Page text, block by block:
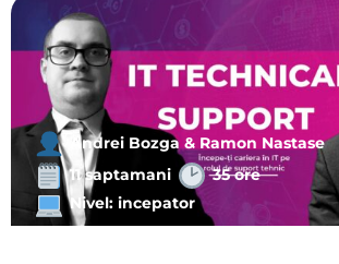
Andrei Bozga & Ramon Nastase
11 saptamani
35 ore
Nivel: incepator